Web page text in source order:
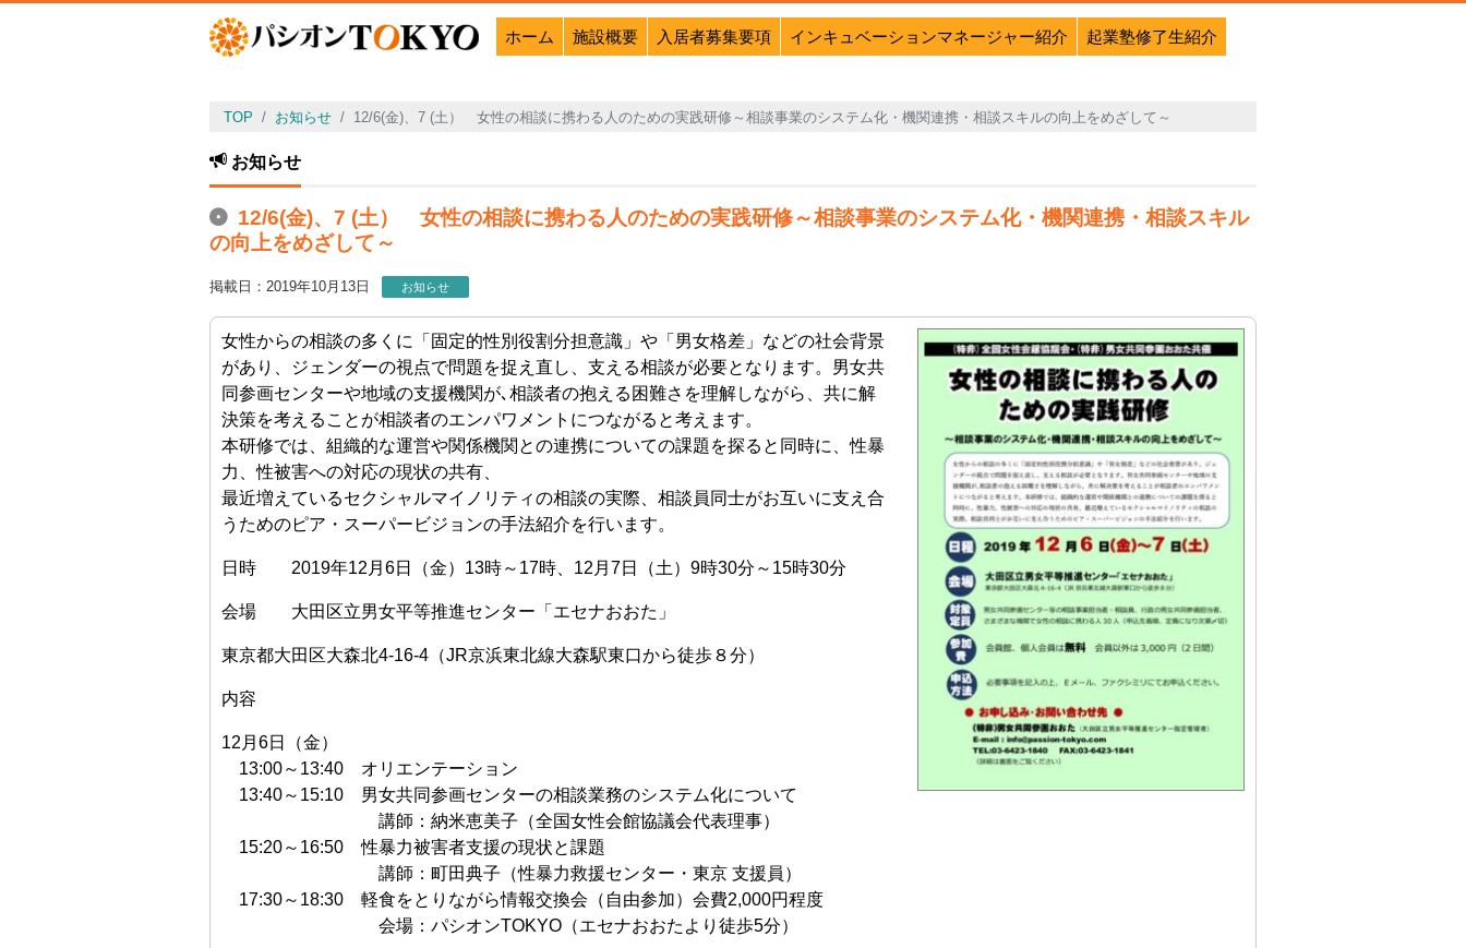
ホーム 施設概要 入居者募集要項 インキュベーションマネージャー紹介 起業塾修了生紹介
TOP お知らせ 12/6(金)、7 (土） 女性の相談に携わる人のための実践研修～相談事業のシステム化・機関連携・相談スキルの向上をめざして～
お知らせ
12/6(金)、7 (土） 女性の相談に携わる人のための実践研修～相談事業のシステム化・機関連携・相談スキル
の向上をめざして～
掲載日：2019年10月13日 お知らせ
女性からの相談の多くに「固定的性別役割分担意識」や「男女格差」などの社会背景
があり、ジェンダーの視点で問題を捉え直し、支える相談が必要となります。男女共
同参画センターや地域の支援機関が､相談者の抱える困難さを理解しながら、共に解
決策を考えることが相談者のエンパワメントにつながると考えます。
本研修では、組織的な運営や関係機関との連携についての課題を探ると同時に、性暴
力、性被害への対応の現状の共有、
最近増えているセクシャルマイノリティの相談の実際、相談員同士がお互いに支え合
うためのピア・スーパービジョンの手法紹介を行います。
日時 2019年12月6日（金）13時～17時、12月7日（土）9時30分～15時30分
会場 大田区立男女平等推進センター「エセナおおた」
東京都大田区大森北4-16-4（JR京浜東北線大森駅東口から徒歩８分）
内容
12月6日（金）
13:00～13:40 オリエンテーション
13:40～15:10 男女共同参画センターの相談業務のシステム化について
講師：納米恵美子（全国女性会館協議会代表理事）
15:20～16:50 性暴力被害者支援の現状と課題
講師：町田典子（性暴力救援センター・東京 支援員）
17:30～18:30 軽食をとりながら情報交換会（自由参加）会費2,000円程度
会場：パシオンTOKYO（エセナおおたより徒歩5分）